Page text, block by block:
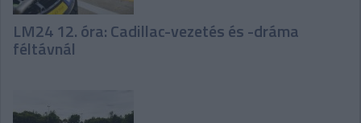
LM24 12. óra: Cadillac-vezetés és -dráma
féltávnál